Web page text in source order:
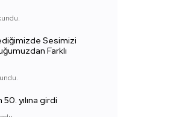
Sesimizi
Farklı
yılına girdi